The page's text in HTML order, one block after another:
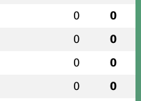
0 0
0 0
0 0
0 0